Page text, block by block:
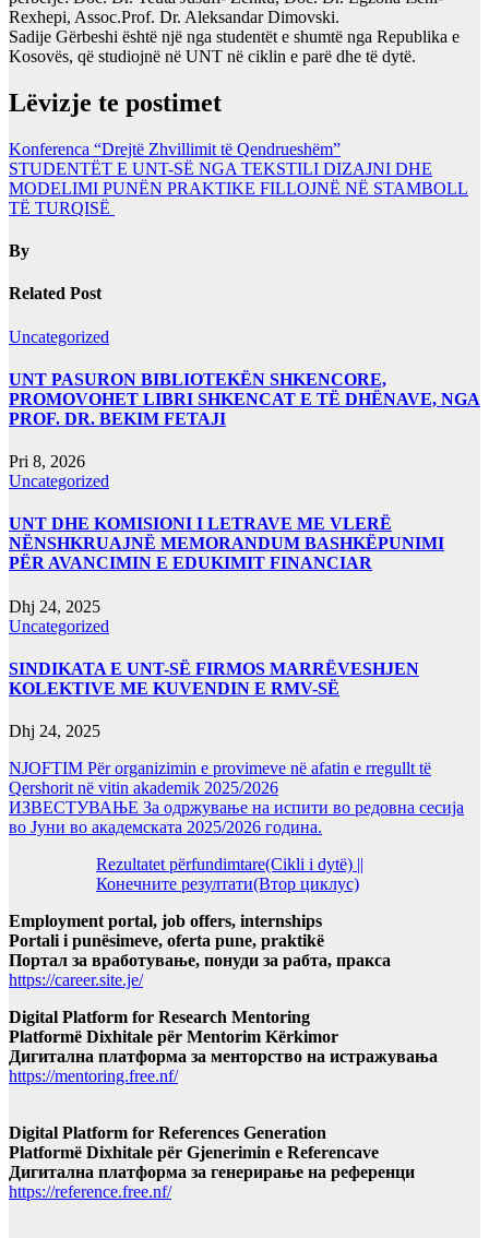
Rexhepi, Assoc.Prof. Dr. Aleksandar Dimovski.
Sadije Gërbeshi është një nga studentët e shumtë nga Republika e
Kosovës, që studiojnë në UNT në ciklin e parë dhe të dytë.
Lëvizje te postimet
Konferenca “Drejtë Zhvillimit të Qendrueshëm”
STUDENTËT E UNT-SË NGA TEKSTILI DIZAJNI DHE
MODELIMI PUNËN PRAKTIKE FILLOJNË NË STAMBOLL
TË TURQISË
By
Related Post
Uncategorized
UNT PASURON BIBLIOTEKËN SHKENCORE,
PROMOVOHET LIBRI SHKENCAT E TË DHËNAVE, NGA
PROF. DR. BEKIM FETAJI
Pri 8, 2026
Uncategorized
UNT DHE KOMISIONI I LETRAVE ME VLERË
NËNSHKRUAJNË MEMORANDUM BASHKËPUNIMI
PËR AVANCIMIN E EDUKIMIT FINANCIAR
Dhj 24, 2025
Uncategorized
SINDIKATA E UNT-SË FIRMOS MARRËVESHJEN
KOLEKTIVE ME KUVENDIN E RMV-SË
Dhj 24, 2025
NJOFTIM Për organizimin e provimeve në afatin e rregullt të
Qershorit në vitin akademik 2025/2026
ИЗВЕСТУВАЊЕ За одржување на испити во редовна сесија
во Јуни во академската 2025/2026 година.
Rezultatet përfundimtare(Cikli i dytë) ||
Конечните резултати(Втор циклус)
Employment portal, job offers, internships
Portali i punësimeve, oferta pune, praktikë
Портал за вработување, понуди за рабта, пракса
https://career.site.je/
Digital Platform for Research Mentoring
Platformë Dixhitale për Mentorim Kërkimor
Дигитална платформа за менторство на истражувања
https://mentoring.free.nf/
Digital Platform for References Generation
Platformë Dixhitale për Gjenerimin e Referencave
Дигитална платформа за генерирање на референци
https://reference.free.nf/